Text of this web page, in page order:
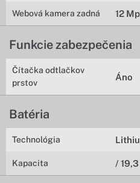
Webová kamera zadná 12
Funkcie zabezpečenia
Čítačka odtlačkov
prstov
Áno
Batéria
Technológia
Kapacita / 19,3